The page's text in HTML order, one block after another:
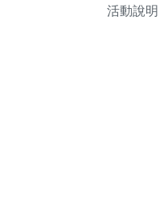
活動說明